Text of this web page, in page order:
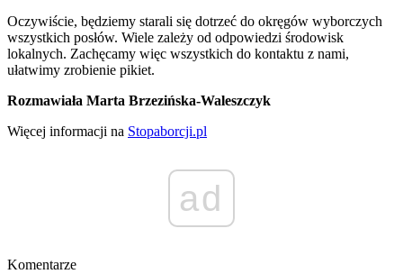
Oczywiście, będziemy starali się dotrzeć do okręgów wyborczych
wszystkich posłów. Wiele zależy od odpowiedzi środowisk
lokalnych. Zachęcamy więc wszystkich do kontaktu z nami,
ułatwimy zrobienie pikiet.
Rozmawiała Marta Brzezińska-Waleszczyk
Więcej informacji na Stopaborcji.pl
ad
Komentarze